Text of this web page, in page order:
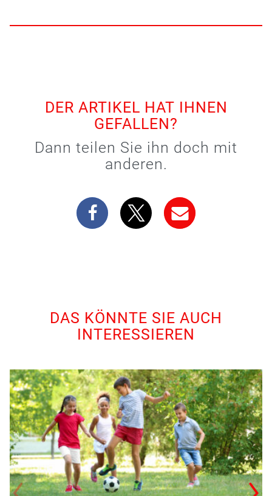
DER ARTIKEL HAT IHNEN
GEFALLEN?
Dann teilen Sie ihn doch mit
anderen.
DAS KÖNNTE SIE AUCH
INTERESSIEREN